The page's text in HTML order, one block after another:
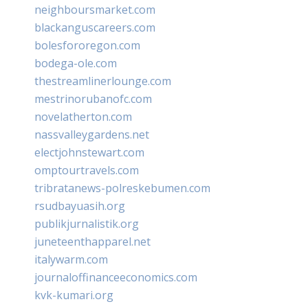
neighboursmarket.com
blackanguscareers.com
bolesfororegon.com
bodega-ole.com
thestreamlinerlounge.com
mestrinorubanofc.com
novelatherton.com
nassvalleygardens.net
electjohnstewart.com
omptourtravels.com
tribratanews-polreskebumen.com
rsudbayuasih.org
publikjurnalistik.org
juneteenthapparel.net
italywarm.com
journaloffinanceeconomics.com
kvk-kumari.org